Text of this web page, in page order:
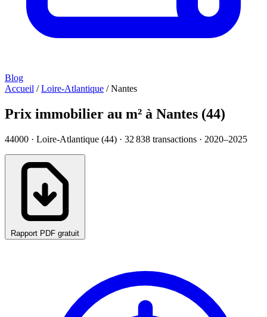
Blog
Accueil / Loire-Atlantique / Nantes
Prix immobilier au m² à Nantes (44)
44000 · Loire-Atlantique (44) · 32 838 transactions · 2020–2025
Rapport PDF gratuit